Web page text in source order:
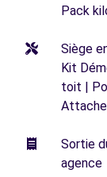
Pack
Siège
Kit
toit |
Attache
Sortie
agence